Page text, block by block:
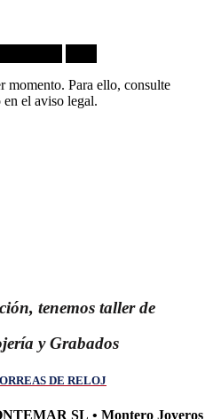
momento. Para ello, consulte
el aviso legal.
tenemos taller de
y Grabados
DE RELOJ
SL • Montero Joyeros